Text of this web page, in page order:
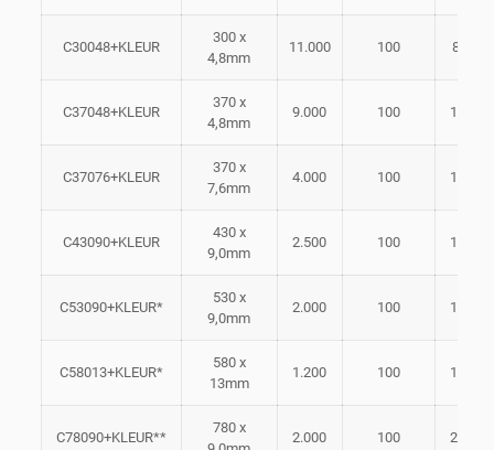
C30048+KLEUR
300 x
4,8mm
11.000 100 80
C37048+KLEUR
370 x
4,8mm
9.000 100
C37076+KLEUR
370 x
7,6mm
4.000 100
C43090+KLEUR
430 x
9,0mm
2.500 100
C53090+KLEUR*
530 x
9,0mm
2.000 100
C58013+KLEUR*
580 x
13mm
1.200 100
C78090+KLEUR**
780 x
2.000 100